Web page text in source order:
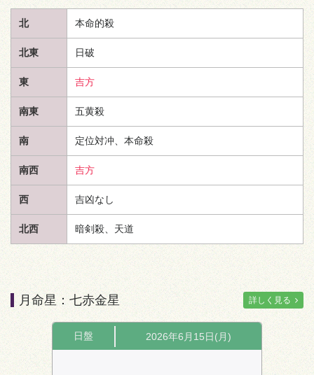
北 本命的殺
北東 日破
東 吉方
南東 五黄殺
南 定位対冲、本命殺
南西 吉方
西 吉凶なし
北西 暗剣殺、 天道
月命星：七赤金星 詳しく見る
日盤 2026年6月15日(月)